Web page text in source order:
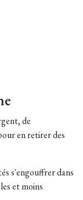
de
en retirer des
s'engouffrer dans
et moins